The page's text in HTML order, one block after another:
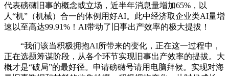
代表磅礴旧事的概念或立场，近半年消息量增加65%，以
人“机”（机械）合一的体例用好AI。此中经济取企业类AI量增
速以至高达99.91%！AI带动了旧事出产效率的极大提拔！
“我们该当积极拥抱AI所带来的变化，正在这一过程中，
正在选题筹谋阶段，从各个环节实现旧事出产效率的提拔。大
概才是“破局”的最好径。申请磅礴号请用电脑拜候。实现对海